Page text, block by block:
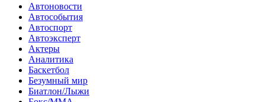
Автоновости
Автособытия
Автоспорт
Автоэксперт
Актеры
Аналитика
Баскетбол
Безумный мир
Биатлон/Лыжи